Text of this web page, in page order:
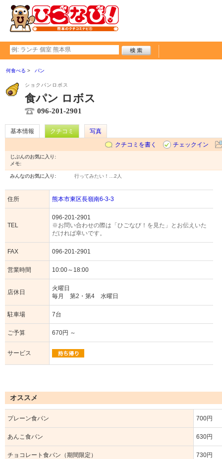
何食べる パン
ショクパンロボス
食パン ロボス
096-201-2901
基本情報 クチコミ
写真
クチコミを書く
チェックイン
じぶんのお気に入り:
メモ:
みんなのお気に入り: 行ってみたい！… 2人
住所 熊本市東区長嶺南6-3-3
TEL
096-201-2901
※お問い合わせの際は「ひごなび！を見た」とお伝えいた
だければ幸いです。
FAX 096-201-2901
営業時間 10:00～18:00
店休日
火曜日
毎月 第2・第4 水曜日
駐車場 7台
ご予算 670円 ～
サービス
オススメ
プレーン食パン 700円
あんこ食パン 630円
チョコレート食パン（期間限定） 730円